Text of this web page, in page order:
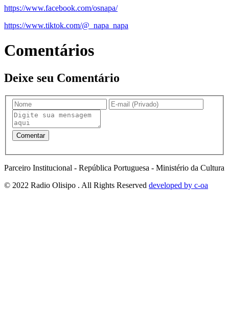
https://www.facebook.com/osnapa/
https://www.tiktok.com/@_napa_napa
Comentários
Deixe seu Comentário
Parceiro Institucional - República Portuguesa - Ministério da Cultura
© 2022 Radio Olisipo . All Rights Reserved developed by c-oa